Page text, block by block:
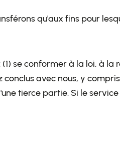
qu'aux fins pour
se conformer à la loi, à
avec nous, y
tierce partie. Si le